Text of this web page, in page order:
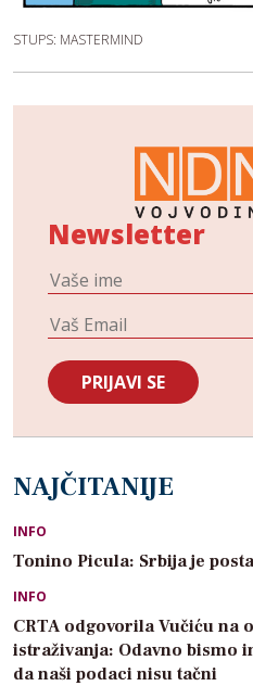
STUPS: MASTERMIND
Newsletter
NAJČITANIJE
INFO
Tonino Picula: Srbija je
INFO
CRTA odgovorila Vučiću na
istraživanja: Odavno bismo
da naši podaci nisu tačni